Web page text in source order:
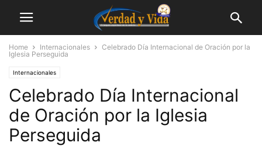
Home Internacionales
Celebrado Día Internacional de Oración por la
Iglesia Perseguida
Internacionales
Celebrado Día Internacional
de Oración por la Iglesia
Perseguida